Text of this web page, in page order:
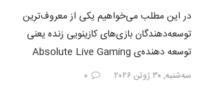
در این مطلب می‌خواهیم یکی از معروف‌ترین
توسعه‌دهندگان بازی‌های کازینویی زنده یعنی
توسعه دهنده‌ی Absolute Live Gaming
(ALG) را معرفی کنیم؛ پس با شرط مگ…
سه‌شنبه, ۳۰ ژوئن ۲۰۲۶ ۰